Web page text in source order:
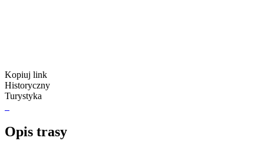
Kopiuj link
Historyczny
Turystyka
Opis trasy